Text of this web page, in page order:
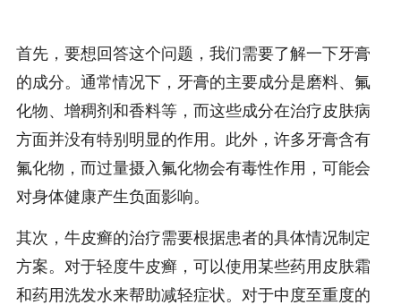
首先，要想回答这个问题，我们需要了解一下牙膏
的成分。通常情况下，牙膏的主要成分是磨料、氟
化物、增稠剂和香料等，而这些成分在治疗皮肤病
方面并没有特别明显的作用。此外，许多牙膏含有
氟化物，而过量摄入氟化物会有毒性作用，可能会
对身体健康产生负面影响。
其次，牛皮癣的治疗需要根据患者的具体情况制定
方案。对于轻度牛皮癣，可以使用某些药用皮肤霜
和药用洗发水来帮助减轻症状。对于中度至重度的